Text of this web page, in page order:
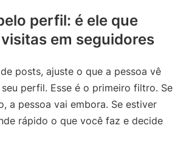
perfil: é ele que
em seguidores
posts, ajuste o que a pessoa vê
perfil. Esse é o primeiro filtro. Se
a pessoa vai embora. Se estiver
rápido o que você faz e decide